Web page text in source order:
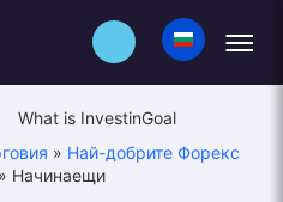
What is InvestinGoal
» Най-добрите Форекс
» Начинаещи